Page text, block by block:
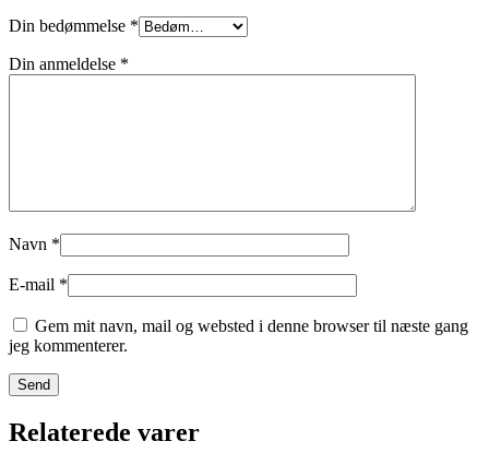
Din bedømmelse *
Din anmeldelse *
Navn *
E-mail *
Gem mit navn, mail og websted i denne browser til næste gang
jeg kommenterer.
Relaterede varer